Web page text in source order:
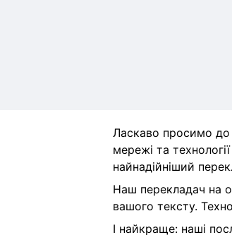
Ласкаво просимо до
мережі та
найнадійніший
Наш перекладач на
вашого тексту.
І найкраще: наші